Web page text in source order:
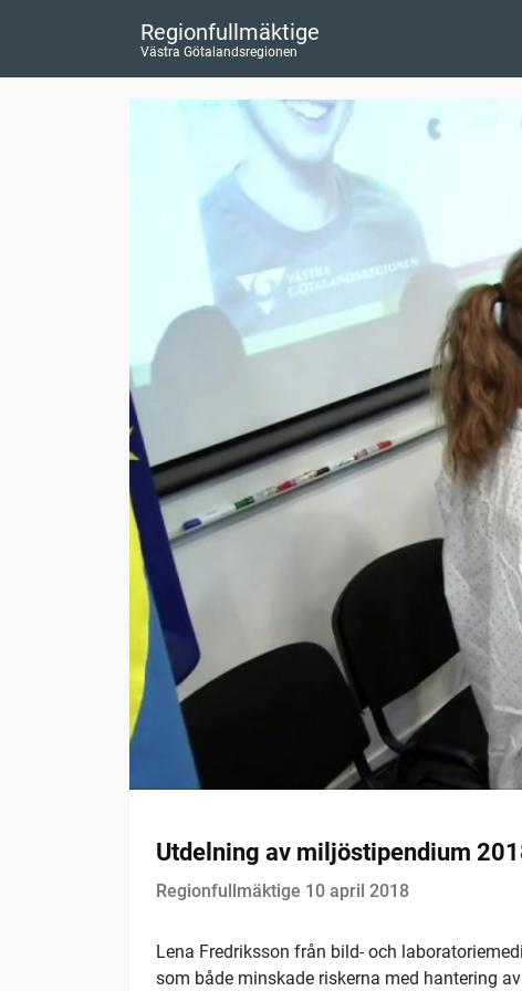
Regionfullmäktige
Västra Götalandsregionen
Utdelning av miljöstipendium
Regionfullmäktige 10 april 2018
Lena Fredriksson från bild- och
som både minskade riskerna med hantering